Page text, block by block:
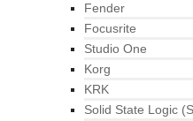
Fender
Focusrite
Studio One
Korg
KRK
Solid State Logic